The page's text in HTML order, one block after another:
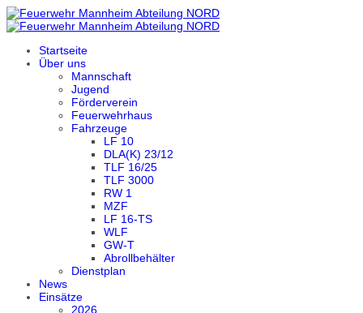
Startseite
Über uns
Mannschaft
Jugend
Förderverein
Feuerwehrhaus
Fahrzeuge
LF 10
DLA(K) 23/12
TLF 16/25
TLF 3000
RW 1
MZF
LF 16-TS
WLF
GW-T
Abrollbehälter
Dienstplan
News
Einsätze
2026